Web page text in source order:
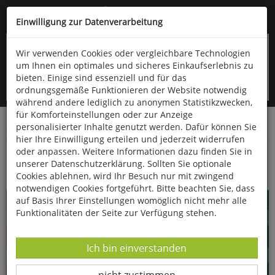
Kompletten Head der Seite überspringen
oder (06766) 9323-960
Startseite Bücher Essen & Trinken
Einfach Wild
Einwilligung zur Datenverarbeitung
Wir verwenden Cookies oder vergleichbare Technologien
um Ihnen ein optimales und sicheres Einkaufserlebnis zu
bieten. Einige sind essenziell und für das
ordnungsgemäße Funktionieren der Website notwendig
während andere lediglich zu anonymen Statistikzwecken,
für Komforteinstellungen oder zur Anzeige
personalisierter Inhalte genutzt werden. Dafür können Sie
hier Ihre Einwilligung erteilen und jederzeit widerrufen
oder anpassen. Weitere Informationen dazu finden Sie in
unserer Datenschutzerklärung. Sollten Sie optionale
Cookies ablehnen, wird Ihr Besuch nur mit zwingend
notwendigen Cookies fortgeführt. Bitte beachten Sie, dass
auf Basis Ihrer Einstellungen womöglich nicht mehr alle
Funktionalitäten der Seite zur Verfügung stehen.
Datenverarbeitung -
Ich bin einverstanden